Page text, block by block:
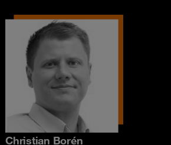
Christian Borén